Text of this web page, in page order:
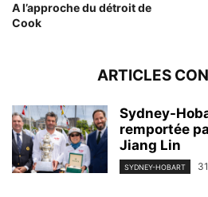
A l’approche du détroit de
Cook
ARTICLES
Sydney-
remportée
Jiang Lin
SYDNEY-HOBART